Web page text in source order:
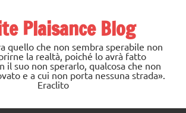
Plaisance Blog
quello che non sembra sperabile non
la realtà, poiché lo avrà fatto
il suo non sperarlo, qualcosa che non
e a cui non porta nessuna strada».
Eraclito